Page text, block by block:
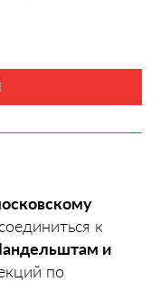
к
и
по